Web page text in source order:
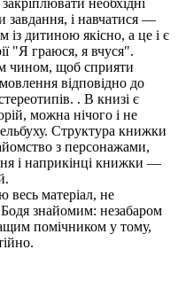
необхідні
завдання, і навчатися —
із дитиною якісно, а це і є
"Я граюся, я вчуся".
чином, щоб сприяти
відповідно до
. В книзі є
можна нічого і не
Структура книжки
з персонажами,
і наприкінці книжки —
матеріал, не
знайомим: незабаром
помічником у тому,